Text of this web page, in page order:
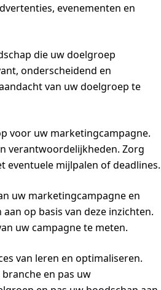
evenementen en
die uw doelgroep
onderscheidend en
van uw doelgroep te
voor uw marketingcampagne.
verantwoordelijkheden. Zorg
eventuele mijlpalen of deadlines.
uw marketingcampagne en
op basis van deze inzichten.
uw campagne te meten.
van leren en optimaliseren.
en pas uw